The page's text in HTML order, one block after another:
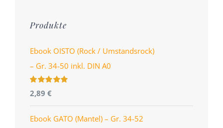
Produkte
Ebook OISTO (Rock / Umstandsrock)
– Gr. 34-50 inkl. DIN A0
Bewertet
mit 4.96
5
2,89 €
Ebook GATO (Mantel) – Gr. 34-52